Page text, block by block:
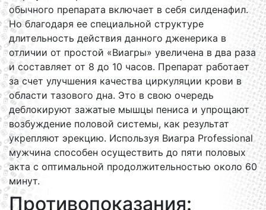
обычного препарата включает в себя силденафил.
Но благодаря ее специальной структуре
длительность действия данного дженерика в
отличии от простой «Виагры» увеличена в два раза
и составляет от 8 до 10 часов. Препарат работает
за счет улучшения качества циркуляции крови в
области тазового дна. Это в свою очередь
деблокируют зажатые мышцы пениса и упрощают
возбуждение половой системы, как результат
укрепляют эрекцию. Используя Виагра Professional
мужчина способен осуществить до пяти половых
акта с оптимальной продолжительностью около 60
минут.
Противопоказания: